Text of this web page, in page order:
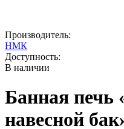
Производитель:
НМК
Доступность:
В наличии
Банная печь
навесной